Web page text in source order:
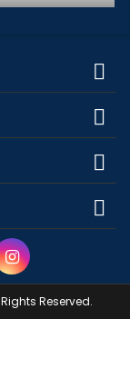




Reserved.